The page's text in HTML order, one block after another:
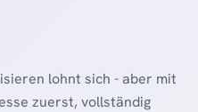
lohnt sich - aber mit
zuerst, vollständig